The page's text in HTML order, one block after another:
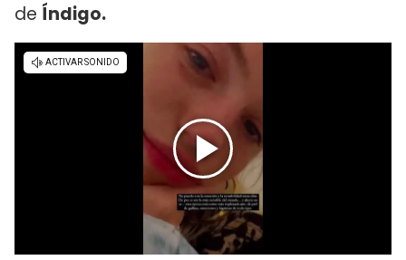
de Índigo.